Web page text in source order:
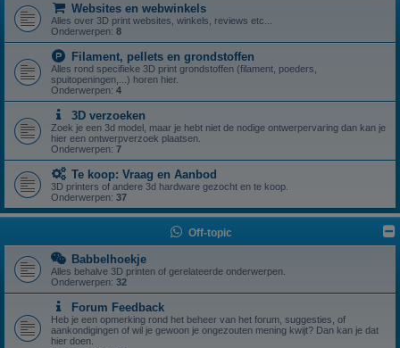
Websites en webwinkels
Alles over 3D print websites, winkels, reviews etc...
Onderwerpen: 8
Filament, pellets en grondstoffen
Alles rond specifieke 3D print grondstoffen (filament, poeders,
spuitopeningen,...) horen hier.
Onderwerpen: 4
3D verzoeken
Zoek je een 3d model, maar je hebt niet de nodige ontwerpervaring dan kan je
hier een ontwerpverzoek plaatsen.
Onderwerpen: 7
Te koop: Vraag en Aanbod
3D printers of andere 3d hardware gezocht en te koop.
Onderwerpen: 37
Off-topic
Babbelhoekje
Alles behalve 3D printen of gerelateerde onderwerpen.
Onderwerpen: 32
Forum Feedback
Heb je een opmerking rond het beheer van het forum, suggesties, of
aankondigingen of wil je gewoon je ongezouten mening kwijt? Dan kan je dat
hier doen.